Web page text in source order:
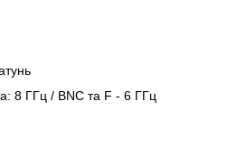
8 ГГц / BNC та F - 6 ГГц